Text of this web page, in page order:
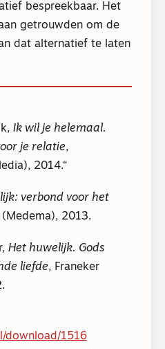
bespreekbaar. Het
getrouwden om de
dat alternatief te laten
Ik wil je helemaal.
je relatie,
2014.
verbond voor het
(Medema), 2013.
Het huwelijk. Gods
liefde, Franeker
download/1516